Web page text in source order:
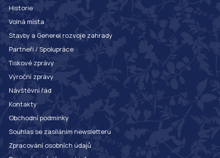
Historie
Volná místa
Stavby a Generel rozvoje zahrady
Partneři / Spolupráce
Tiskové zprávy
Výroční zprávy
Návštěvní řád
Kontakty
Obchodní podmínky
Souhlas se zasíláním newsletteru
Zpracování osobních údajů